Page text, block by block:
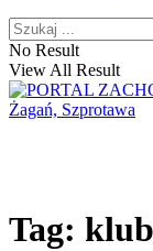
No Result
View All Result
Tag: